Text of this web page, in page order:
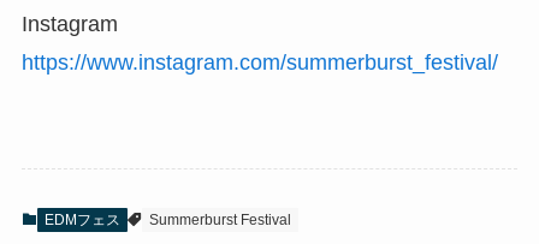
Instagram
https://www.instagram.com/summerburst_festival/
EDMフェス Summerburst Festival